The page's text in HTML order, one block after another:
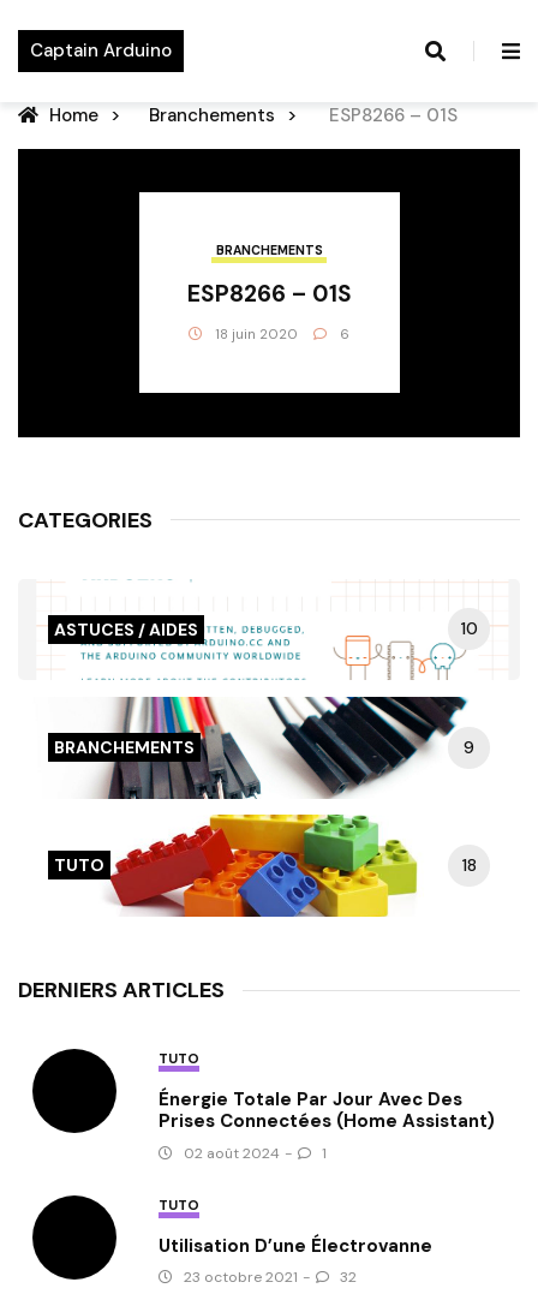
Captain Arduino
Home Branchements ESP8266 – 01S
BRANCHEMENTS
ESP8266 – 01S
18 juin 2020 6
CATEGORIES
ASTUCES / AIDES 10
BRANCHEMENTS 9
TUTO 18
DERNIERS ARTICLES
TUTO
Énergie Totale Par Jour Avec Des
Prises Connectées (Home Assistant)
02 août 2024 - 1
TUTO
Utilisation D’une Électrovanne
23 octobre 2021 - 32